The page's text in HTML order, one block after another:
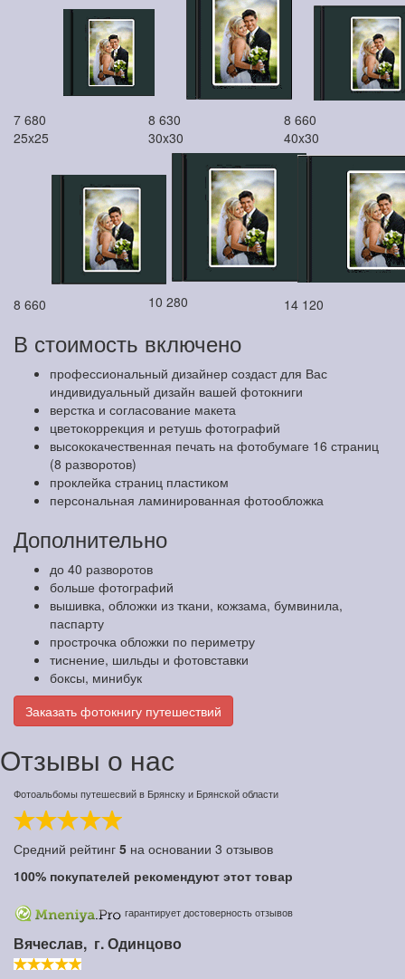
7 680 8 630
8 660
25x25
8 660
30x30
10 280
40x30
14 120
В стоимость включено
профессиональный дизайнер создаст для Вас
индивидуальный дизайн вашей фотокниги
верстка и согласование макета
цветокоррекция и ретушь фотографий
высококачественная печать на фотобумаге 16 страниц
(8 разворотов)
проклейка страниц пластиком
персональная ламинированная фотообложка
Дополнительно
до 40 разворотов
больше фотографий
вышивка, обложки из ткани, кожзама, бумвинила,
паспарту
прострочка обложки по периметру
тиснение, шильды и фотовставки
боксы, минибук
Заказать фотокнигу путешествий
Отзывы о нас
Фотоальбомы путешесвий в Брянску и Брянской области
Средний рейтинг 5 на основании 3 отзывов
100% покупателей рекомендуют этот товар
гарантирует достоверность отзывов
Вячеслав, г. Одинцово